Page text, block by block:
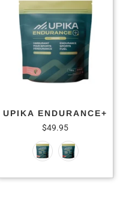
UPIKA ENDURANCE+
$49.95